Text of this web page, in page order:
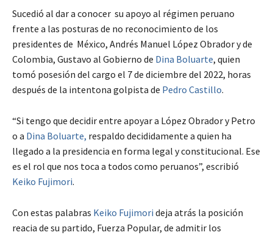
Sucedió al dar a conocer su apoyo al régimen peruano
frente a las posturas de no reconocimiento de los
presidentes de México, Andrés Manuel López Obrador y de
Colombia, Gustavo al Gobierno de Dina Boluarte, quien
tomó posesión del cargo el 7 de diciembre del 2022, horas
después de la intentona golpista de Pedro Castillo.
“Si tengo que decidir entre apoyar a López Obrador y Petro
o a Dina Boluarte, respaldo decididamente a quien ha
llegado a la presidencia en forma legal y constitucional. Ese
es el rol que nos toca a todos como peruanos”, escribió
Keiko Fujimori.
Con estas palabras Keiko Fujimori deja atrás la posición
reacia de su partido, Fuerza Popular, de admitir los